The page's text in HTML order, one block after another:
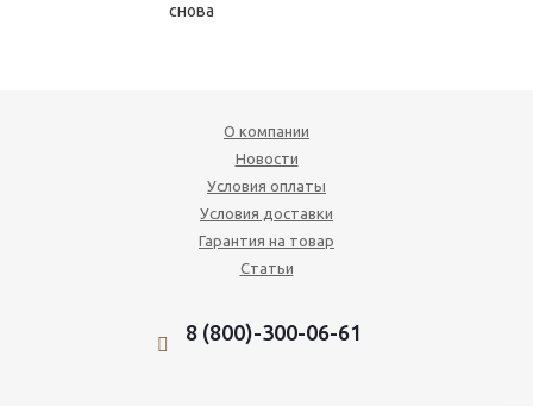
снова
О компании
Новости
Условия оплаты
Условия доставки
Гарантия на товар
Статьи
8 (800)-300-06-61